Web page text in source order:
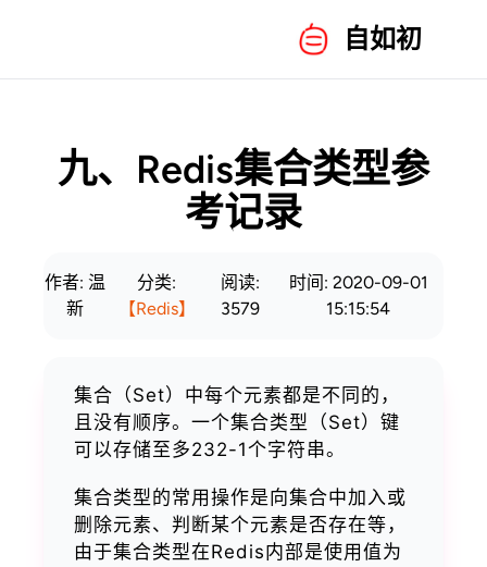
自如初
九、Redis集合类型参
考记录
作者: 温
新
分类:
【Redis】
阅读:
3579
时间: 2020-09-01
15:15:54
集合（Set）中每个元素都是不同的，
且没有顺序。一个集合类型（Set）键
可以存储至多232-1个字符串。
集合类型的常用操作是向集合中加入或
删除元素、判断某个元素是否存在等，
由于集合类型在Redis内部是使用值为